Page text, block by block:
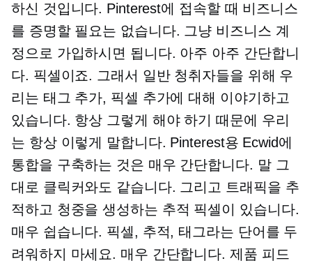
하신 것입니다. Pinterest에 접속할 때 비즈니스
를 증명할 필요는 없습니다. 그냥 비즈니스 계
정으로 가입하시면 됩니다. 아주 아주 간단합니
다. 픽셀이죠. 그래서 일반 청취자들을 위해 우
리는 태그 추가, 픽셀 추가에 대해 이야기하고
있습니다. 항상 그렇게 해야 하기 때문에 우리
는 항상 이렇게 말합니다. Pinterest용 Ecwid에
통합을 구축하는 것은 매우 간단합니다. 말 그
대로 클릭커와도 같습니다. 그리고 트래픽을 추
적하고 청중을 생성하는 추적 픽셀이 있습니다.
매우 쉽습니다. 픽셀, 추적, 태그라는 단어를 두
려워하지 마세요. 매우 간단합니다. 제품 피드